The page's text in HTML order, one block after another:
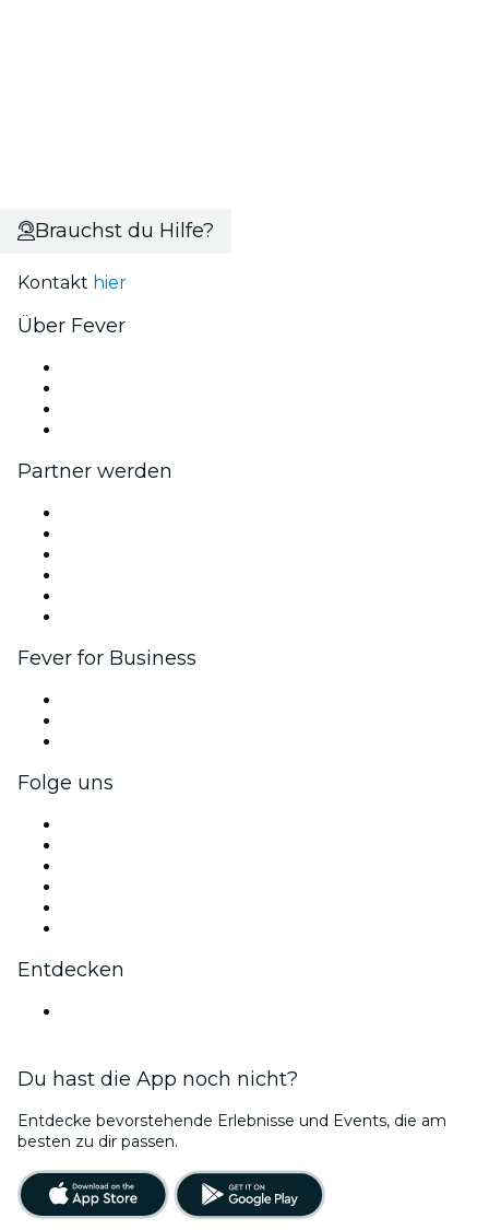
Brauchst du Hilfe?
Kontakt hier
Über Fever
Partner werden
Fever for Business
Folge uns
Entdecken
Du hast die App noch nicht?
Entdecke bevorstehende Erlebnisse und Events, die am
besten zu dir passen.